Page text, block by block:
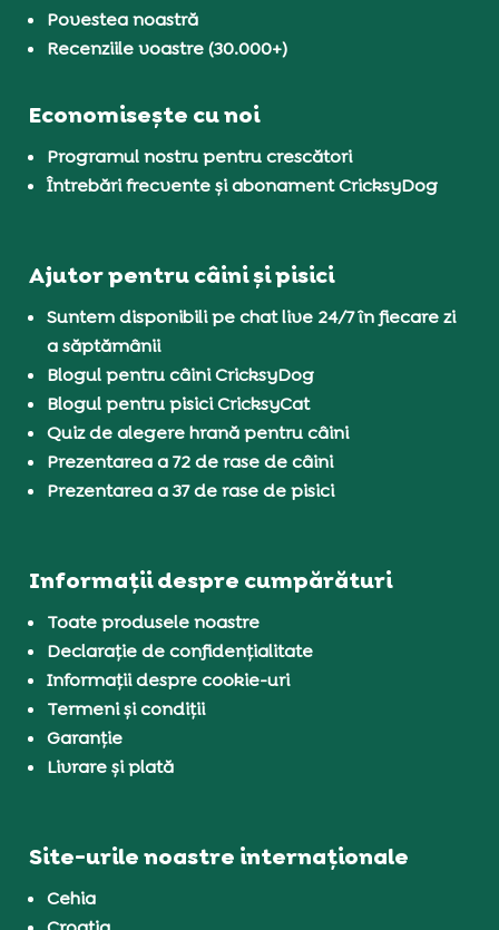
Povestea noastră
Recenziile voastre (30.000+)
Economisește cu noi
Programul nostru pentru crescători
Întrebări frecvente și abonament CricksyDog
Ajutor pentru câini și pisici
Suntem disponibili pe chat live 24/7 în fiecare zi
a săptămânii
Blogul pentru câini CricksyDog
Blogul pentru pisici CricksyCat
Quiz de alegere hrană pentru câini
Prezentarea a 72 de rase de câini
Prezentarea a 37 de rase de pisici
Informații despre cumpărături
Toate produsele noastre
Declarație de confidențialitate
Informații despre cookie-uri
Termeni și condiții
Garanție
Livrare și plată
Site-urile noastre internaționale
Cehia